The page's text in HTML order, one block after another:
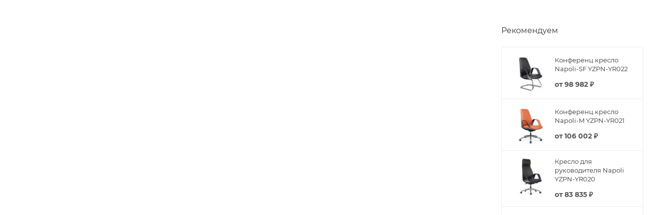
Рекомендуем
Конференц кресло
Napoli-SF YZPN-YR022
от98 982 ₽
Конференц кресло
Napoli-M YZPN-YR021
от106 002 ₽
Кресло для
руководителя Napoli
YZPN-YR020
от83 835 ₽